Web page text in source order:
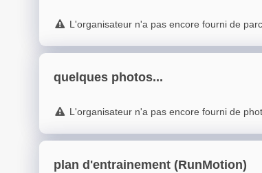
L'organisateur n'a pas encore fourni de
quelques photos...
L'organisateur n'a pas encore fourni de
plan d'entrainement (RunMotion)